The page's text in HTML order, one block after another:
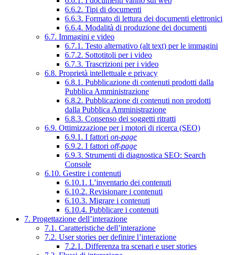
6.6.2. Tipi di documenti
6.6.3. Formato di lettura dei documenti elettronici
6.6.4. Modalità di produzione dei documenti
6.7. Immagini e video
6.7.1. Testo alternativo (alt text) per le immagini
6.7.2. Sottotitoli per i video
6.7.3. Trascrizioni per i video
6.8. Proprietà intellettuale e privacy
6.8.1. Pubblicazione di contenuti prodotti dalla
Pubblica Amministrazione
6.8.2. Pubblicazione di contenuti non prodotti
dalla Pubblica Amministrazione
6.8.3. Consenso dei soggetti ritratti
6.9. Ottimizzazione per i motori di ricerca (SEO)
6.9.1. I fattori on-page
6.9.2. I fattori off-page
6.9.3. Strumenti di diagnostica SEO: Search
Console
6.10. Gestire i contenuti
6.10.1. L’inventario dei contenuti
6.10.2. Revisionare i contenuti
6.10.3. Migrare i contenuti
6.10.4. Pubblicare i contenuti
7. Progettazione dell’interazione
7.1. Caratteristiche dell’interazione
7.2. User stories per definire l’interazione
7.2.1. Differenza tra scenari e user stories